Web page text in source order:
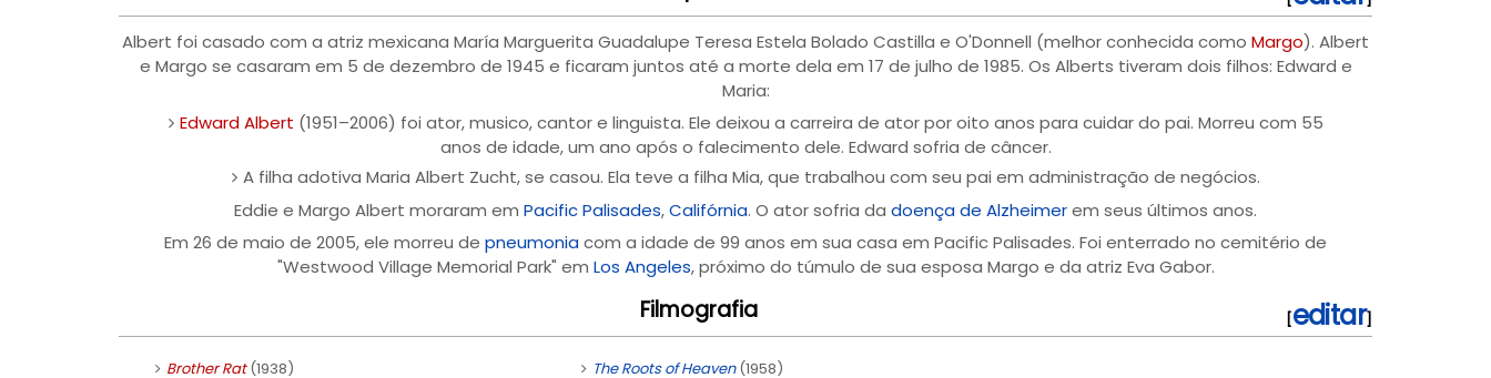
Albert foi casado com a atriz mexicana María Marguerita Guadalupe Teresa Estela Bolado Castilla e O'Donnell (melhor conhecida como Margo). Albert
e Margo se casaram em 5 de dezembro de 1945 e ficaram juntos até a morte dela em 17 de julho de 1985. Os Alberts tiveram dois filhos: Edward e
Maria:
Edward Albert (1951–2006) foi ator, musico, cantor e linguista. Ele deixou a carreira de ator por oito anos para cuidar do pai. Morreu com 55
anos de idade, um ano após o falecimento dele. Edward sofria de câncer.
A filha adotiva Maria Albert Zucht, se casou. Ela teve a filha Mia, que trabalhou com seu pai em administração de negócios.
Eddie e Margo Albert moraram em Pacific Palisades,Califórnia. O ator sofria da doença de Alzheimerem seus últimos anos.
Em 26 de maio de 2005, ele morreu de pneumoniacom a idade de 99 anos em sua casa em Pacific Palisades. Foi enterrado no cemitério de
"Westwood Village Memorial Park" em Los Angeles, próximo do túmulo de sua esposa Margo e da atriz Eva Gabor.
[editar]
Filmografia
Brother Rat(1938) The Roots of Heaven(1958)